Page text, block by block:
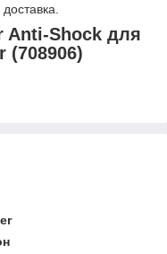
Anti-Shock для
(708906)